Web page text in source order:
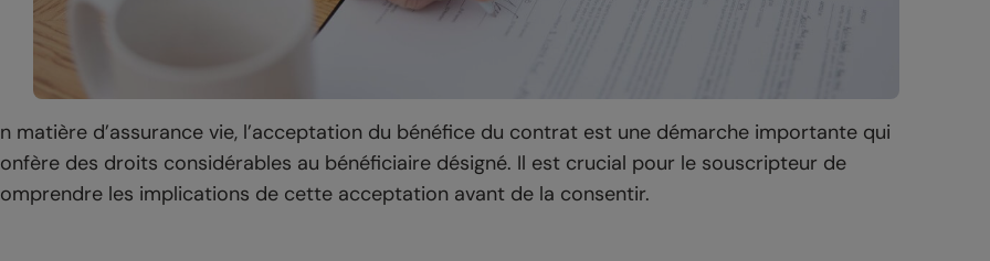
matière d’assurance vie, l’acceptation du bénéfice du contrat est une démarche importante qui
des droits considérables au bénéficiaire désigné. Il est crucial pour le souscripteur de
les implications de cette acceptation avant de la consentir.